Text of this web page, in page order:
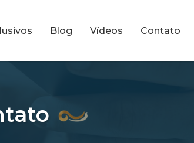
Blog Vídeos Contato